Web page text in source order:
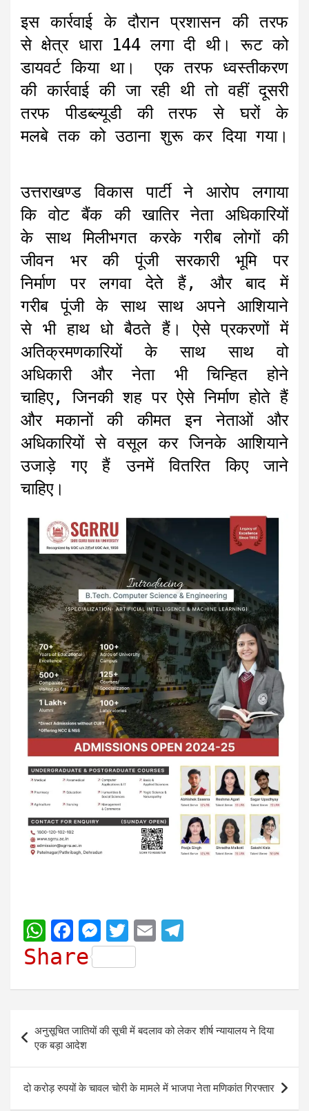
इस कार्रवाई के दौरान प्रशासन की तरफ
से क्षेत्र धारा 144 लगा दी थी। रूट को
डायवर्ट किया था। एक तरफ ध्वस्तीकरण
की कार्रवाई की जा रही थी तो वहीं दूसरी
तरफ पीडब्ल्यूडी की तरफ से घरों के
मलबे तक को उठाना शुरू कर दिया गया।
उत्तराखण्ड विकास पार्टी ने आरोप लगाया
कि वोट बैंक की खातिर नेता अधिकारियों
के साथ मिलीभगत करके गरीब लोगों की
जीवन भर की पूंजी सरकारी भूमि पर
निर्माण पर लगवा देते हैं, और बाद में
गरीब पूंजी के साथ साथ अपने आशियाने
से भी हाथ धो बैठते हैं। ऐसे प्रकरणों में
अतिक्रमणकारियों के साथ साथ वो
अधिकारी और नेता भी चिन्हित होने
चाहिए, जिनकी शह पर ऐसे निर्माण होते हैं
और मकानों की कीमत इन नेताओं और
अधिकारियों से वसूल कर जिनके आशियाने
उजाड़े गए हैं उनमें वितरित किए जाने
चाहिए।
W
h
t
s
A
p
p
F
a
e
b
o
o
k
M
e
s
s
e
n
g
e
T
w
i
t
t
e
r
E
i e
r
a
m
Share
navigation
अनुसूचित जातियों की सूची में बदलाव को लेकर शीर्ष न्यायालय ने दिया
एक बड़ा आदेश
दो करोड़ रुपयों के चावल चोरी के मामले में भाजपा नेता मणिकांत गिरफ्तार